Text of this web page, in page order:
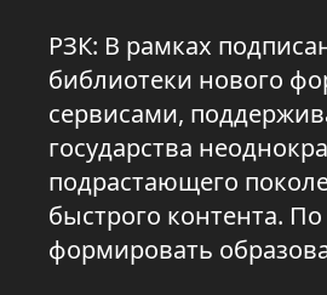
РЗК: В рамках
библиотеки нового
сервисами,
государства
подрастающего
быстрого контента.
формировать